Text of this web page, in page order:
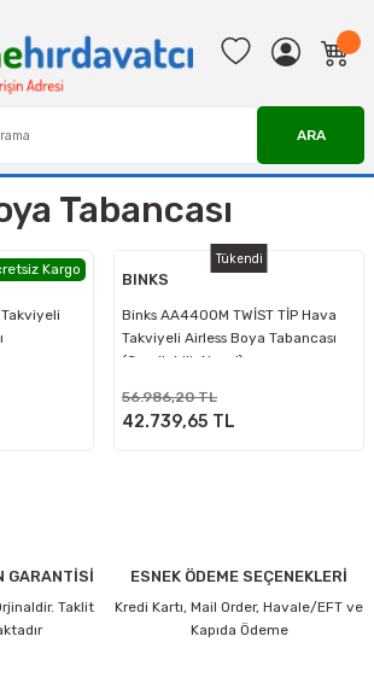
ARA
Tabancası
Kargo
Tükendi
BINKS
Binks AA4400M TWİST TİP Hava
Takviyeli Airless Boya Tabancası
(Çevrilebilir Nozul)
56.986,20 TL
42.739,65 TL
GARANTİSİ
Taklit
ESNEK ÖDEME SEÇENEKLERİ
Kredi Kartı, Mail Order, Havale/EFT ve
Kapıda Ödeme